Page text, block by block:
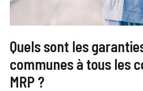
Quels sont les
communes à tous les
MRP ?